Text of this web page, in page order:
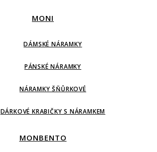
MONI
DÁMSKÉ NÁRAMKY
PÁNSKÉ NÁRAMKY
NÁRAMKY ŠŇŮRKOVÉ
DÁRKOVÉ KRABIČKY S NÁRAMKEM
MONBENTO